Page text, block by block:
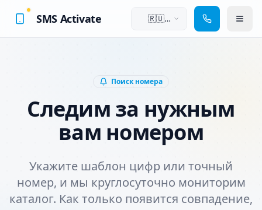
SMS Activate
🇷🇺
Поиск номера
Следим за нужным
вам номером
Укажите шаблон цифр или точный
номер, и мы круглосуточно мониторим
каталог. Как только появится совпадение,